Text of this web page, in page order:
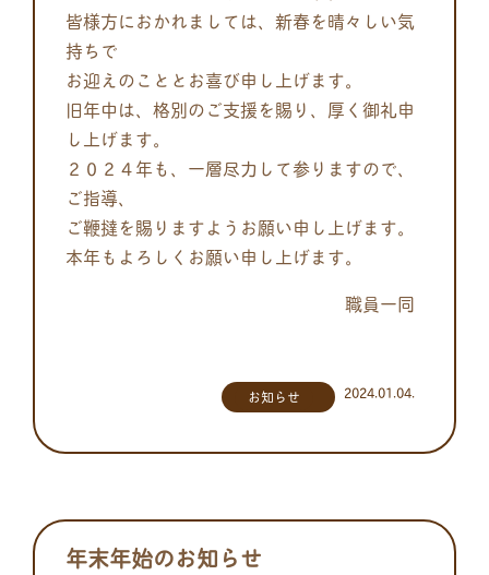
皆様方におかれましては、新春を晴々しい気
持ちで
お迎えのこととお喜び申し上げます。
旧年中は、格別のご支援を賜り、厚く御礼申
し上げます。
２０２４年も、一層尽力して参りますので、
ご指導、
ご鞭撻を賜りますようお願い申し上げます。
本年もよろしくお願い申し上げます。
職員一同
2024.01.04.
お知らせ
年末年始のお知らせ